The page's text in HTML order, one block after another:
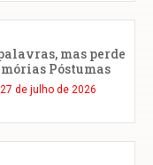
mas perde
Póstumas
27 de julho de 2026